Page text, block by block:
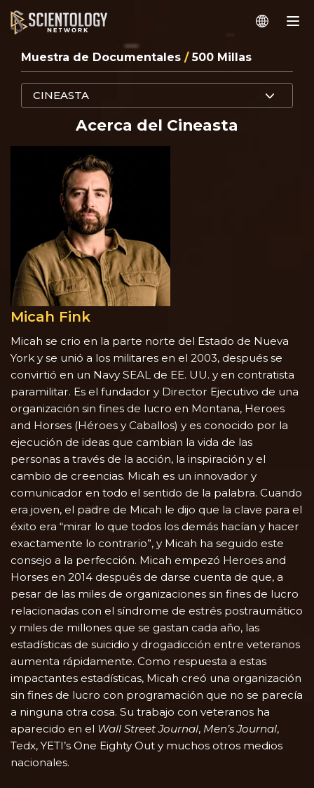
Muestra de Documentales / 500 Millas
CINEASTA
Acerca del Cineasta
Micah Fink
Micah se crio en la parte norte del Estado de Nueva
York y se unió a los militares en el 2003, después se
convirtió en un Navy SEAL de EE. UU. y en contratista
paramilitar. Es el fundador y Director Ejecutivo de una
organización sin fines de lucro en Montana, Heroes
and Horses (Héroes y Caballos) y es conocido por la
ejecución de ideas que cambian la vida de las
personas a través de la acción, la inspiración y el
cambio de creencias. Micah es un innovador y
comunicador en todo el sentido de la palabra. Cuando
era joven, el padre de Micah le dijo que la clave para el
éxito era “mirar lo que todos los demás hacían y hacer
exactamente lo contrario”, y Micah ha seguido este
consejo a la perfección. Micah empezó Heroes and
Horses en 2014 después de darse cuenta de que, a
pesar de las miles de organizaciones sin fines de lucro
relacionadas con el síndrome de estrés postraumático
y miles de millones que se gastan cada año, las
estadísticas de suicidio y drogadicción entre veteranos
aumenta rápidamente. Como respuesta a estas
impactantes estadísticas, Micah creó una organización
sin fines de lucro con programación que no se parecía
a ninguna otra cosa. Su trabajo con veteranos ha
aparecido en el Wall Street Journal, Men’s Journal,
Tedx, YETI’s One Eighty Out y muchos otros medios
nacionales.